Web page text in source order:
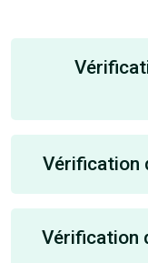
Vérification
Vérification